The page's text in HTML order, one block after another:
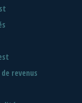
revenus